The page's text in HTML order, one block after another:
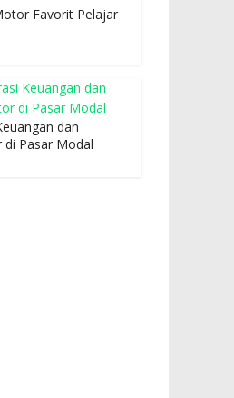
Favorit Pelajar
dan
di Pasar Modal